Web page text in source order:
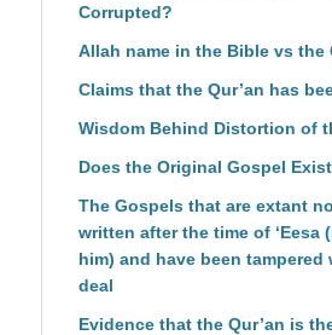
Corrupted?
Allah name in the Bible vs the
Claims that the Qur’an has
Wisdom Behind Distortion of
Does the Original Gospel
The Gospels that are extant
written after the time of ‘Eesa
him) and have been tampered
deal
Evidence that the Qur’an is